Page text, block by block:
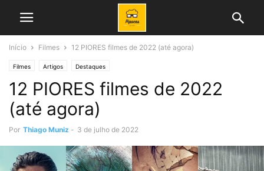
Início Filmes 12 PIORES filmes de 2022 (até agora)
Filmes Artigos Destaques
12 PIORES filmes de 2022
(até agora)
Por Thiago Muniz - 3 de julho de 2022